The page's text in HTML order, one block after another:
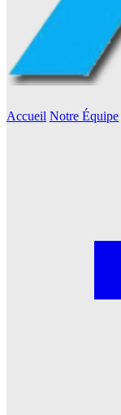
Accueil Notre Équipe